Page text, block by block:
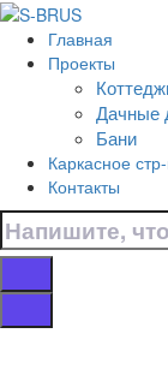
Перейти к контенту
Главная
Проекты
Дачные
Бани
Каркасное
Контакты
Главная
От 200 м.кв.
Дома
16х12